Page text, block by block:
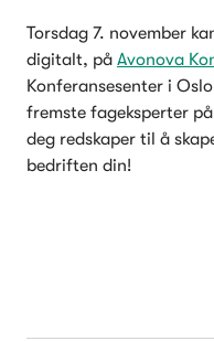
Torsdag 7. november
digitalt, på Avonova
Konferansesenter i
fremste fageksperter
deg redskaper til å
bedriften din!